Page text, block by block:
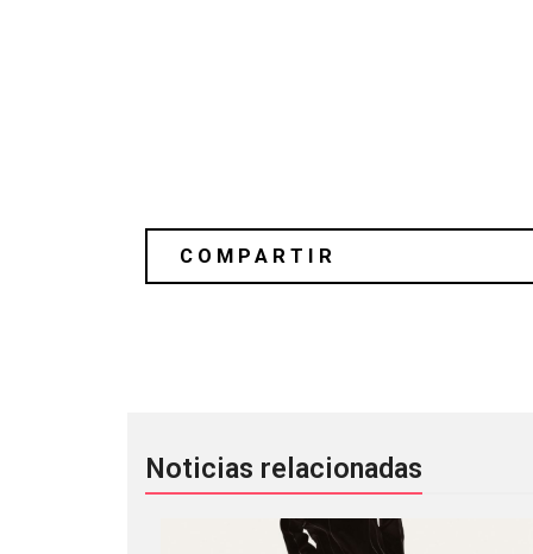
Noticias relacionadas